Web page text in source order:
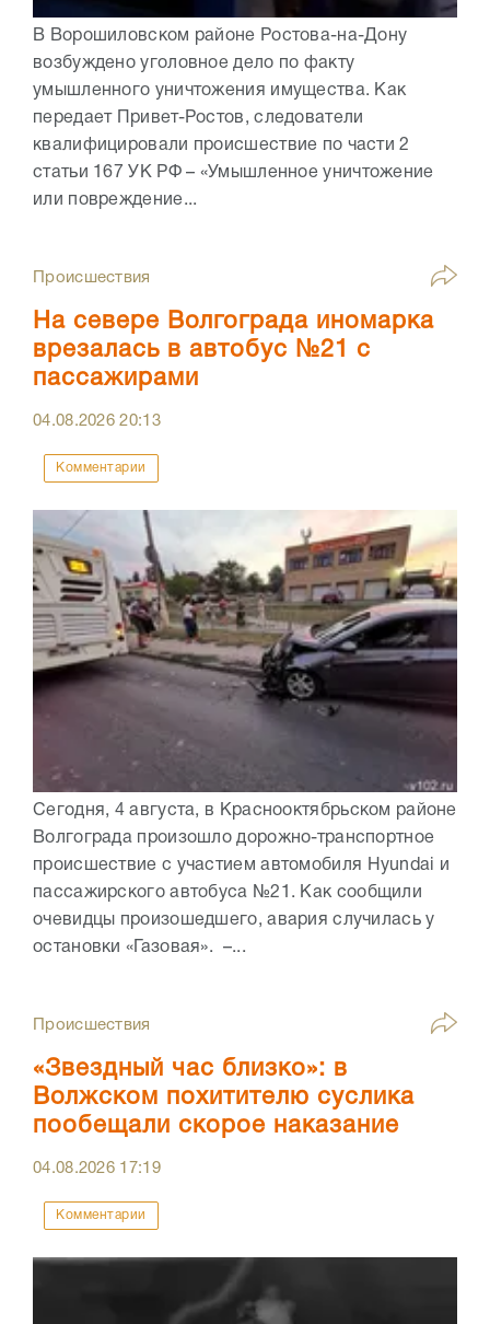
В Ворошиловском районе Ростова-на-Дону
возбуждено уголовное дело по факту
умышленного уничтожения имущества. Как
передает Привет-Ростов, следователи
квалифицировали происшествие по части 2
статьи 167 УК РФ – «Умышленное уничтожение
или повреждение...
Происшествия
На севере Волгограда иномарка
врезалась в автобус №21 с
пассажирами
04.08.202620:13
Комментарии
Сегодня, 4 августа, в Краснооктябрьском районе
Волгограда произошло дорожно-транспортное
происшествие с участием автомобиля Hyundai и
пассажирского автобуса №21. Как сообщили
очевидцы произошедшего, авария случилась у
остановки «Газовая». –...
Происшествия
«Звездный час близко»: в
Волжском похитителю суслика
пообещали скорое наказание
04.08.2026 17:19
Комментарии